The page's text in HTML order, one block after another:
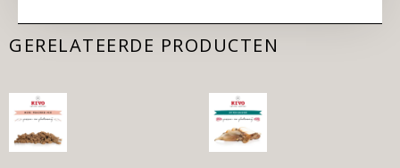
GERELATEERDE PRODUCTEN